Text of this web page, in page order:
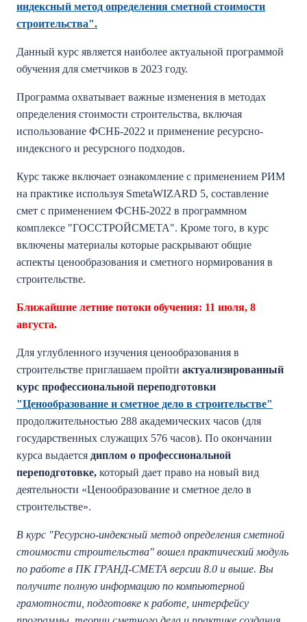
индексный метод определения сметной стоимости
строительства".
Данный курс является наиболее актуальной программой
обучения для сметчиков в 2023 году.
Программа охватывает важные изменения в методах
определения стоимости строительства, включая
использование ФСНБ-2022 и применение ресурсно-
индексного и ресурсного подходов.
Курс также включает ознакомление с применением РИМ
на практике используя SmetaWIZARD 5, составление
смет с применением ФСНБ-2022 в программном
комплексе "ГОССТРОЙСМЕТА". Кроме того, в курс
включены материалы которые раскрывают общие
аспекты ценообразования и сметного нормирования в
строительстве.
Ближайшие летние потоки обучения: 11 июля, 8
августа.
Для углубленного изучения ценообразования в
строительстве приглашаем пройти актуализированный
курс профессиональной переподготовки
"Ценообразование и сметное дело в строительстве"
продолжительностью 288 академических часов (для
государственных служащих 576 часов). По окончании
курса выдается диплом о профессиональной
переподготовке, который дает право на новый вид
деятельности «Ценообразование и сметное дело в
строительстве».
В курс "Ресурсно-индексный метод определения сметной
стоимости строительства" вошел практический модуль
по работе в ПК ГРАНД-СМЕТА версии 8.0 и выше. Вы
получите полную информацию по компьютерной
грамотности, подготовке к работе, интерфейсу